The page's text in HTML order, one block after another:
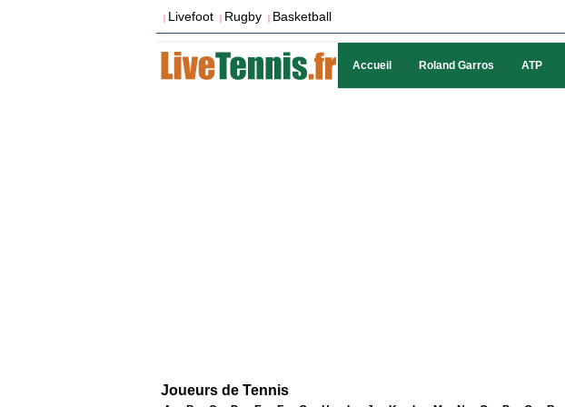
| Livefoot | Rugby | Basketball
Accueil Roland Garros ATP
Joueurs de Tennis